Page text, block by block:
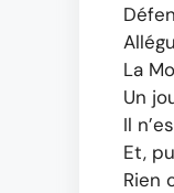
La
Un
Il
Et,
Rien